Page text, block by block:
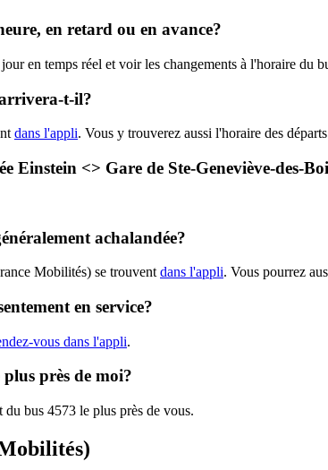
en retard ou en avance?
en temps réel et voir les changements à l'horaire du
t-il?
dans l'appli. Vous y trouverez aussi l'horaire des
<> Gare de Ste-Geneviève-des-
achalandée?
Mobilités) se trouvent dans l'appli. Vous pourrez
en service?
vous dans l'appli.
près de moi?
bus 4573 le plus près de vous.